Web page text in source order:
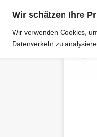
Wir schätzen Ihre
Wir verwenden Cookies,
Datenverkehr zu